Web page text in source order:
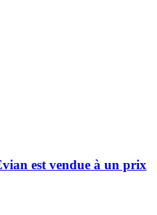
est vendue à un prix